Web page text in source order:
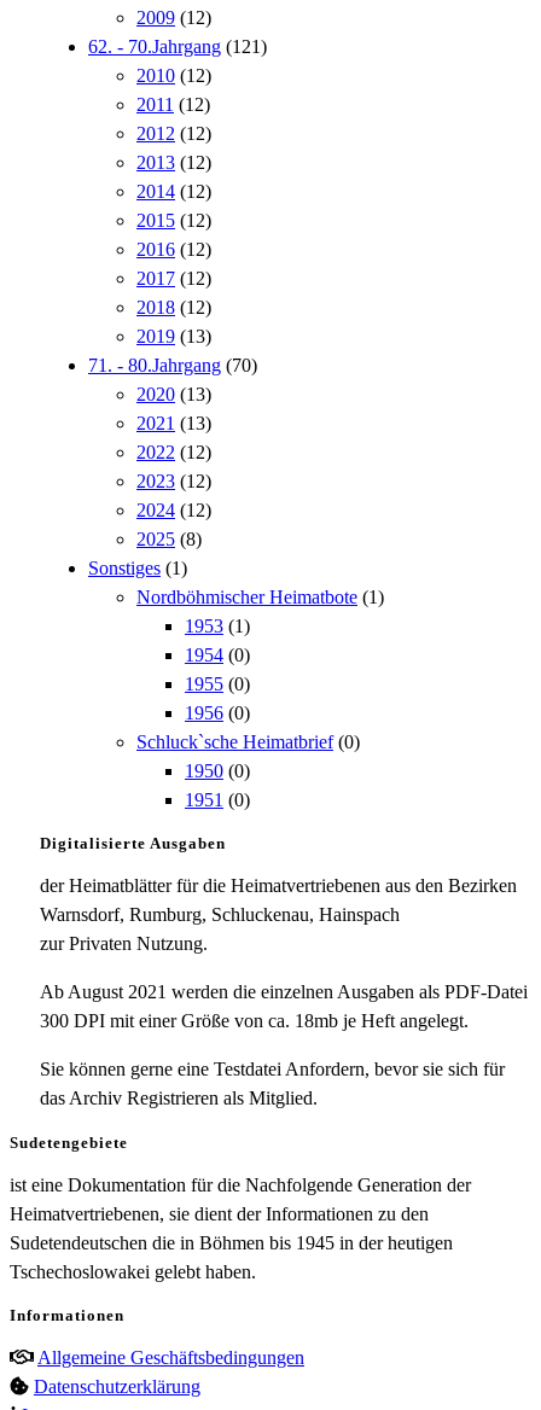
2009 (12)
62. - 70.Jahrgang (121)
2010 (12)
2011 (12)
2012 (12)
2013 (12)
2014 (12)
2015 (12)
2016 (12)
2017 (12)
2018 (12)
2019 (13)
71. - 80.Jahrgang (70)
2020 (13)
2021 (13)
2022 (12)
2023 (12)
2024 (12)
2025 (8)
Sonstiges (1)
Nordböhmischer Heimatbote (1)
1953 (1)
1954 (0)
1955 (0)
1956 (0)
Schluck`sche Heimatbrief (0)
1950 (0)
1951 (0)
Digitalisierte Ausgaben
der Heimatblätter für die Heimatvertriebenen aus den Bezirken
Warnsdorf, Rumburg, Schluckenau, Hainspach
zur Privaten Nutzung.
Ab August 2021 werden die einzelnen Ausgaben als PDF-Datei
300 DPI mit einer Größe von ca. 18mb je Heft angelegt.
Sie können gerne eine Testdatei Anfordern, bevor sie sich für
das Archiv Registrieren als Mitglied.
Sudetengebiete
ist eine Dokumentation für die Nachfolgende Generation der
Heimatvertriebenen, sie dient der Informationen zu den
Sudetendeutschen die in Böhmen bis 1945 in der heutigen
Tschechoslowakei gelebt haben.
Informationen
Allgemeine Geschäftsbedingungen
Datenschutzerklärung